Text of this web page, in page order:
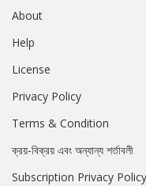
About
Help
License
Privacy Policy
Terms & Condition
ক্রয়-বিক্রয় এবং অন্যান্য শর্তাবলী
Subscription Privacy Policy